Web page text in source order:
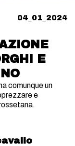
04_01_2024
E
comunque un
e